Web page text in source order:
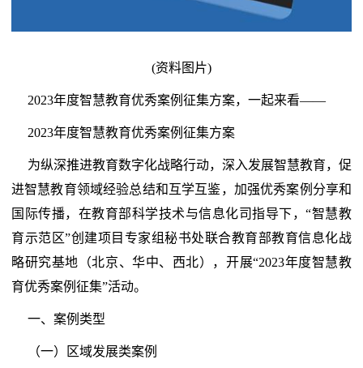
(资料图片)
2023年度智慧教育优秀案例征集方案，一起来看——
2023年度智慧教育优秀案例征集方案
为纵深推进教育数字化战略行动，深入发展智慧教育，促
进智慧教育领域经验总结和互学互鉴，加强优秀案例分享和
国际传播，在教育部科学技术与信息化司指导下，“智慧教
育示范区”创建项目专家组秘书处联合教育部教育信息化战
略研究基地（北京、华中、西北），开展“2023年度智慧教
育优秀案例征集”活动。
一、案例类型
（一）区域发展类案例